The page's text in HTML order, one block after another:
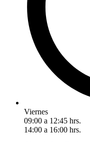
Viernes
09:00 a 12:45 hrs.
14:00 a 16:00 hrs.